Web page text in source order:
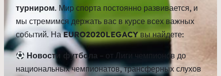
турниром. Мир спорта постоянно развивается, и
мы стремимся держать вас в курсе всех важных
событий. НаEURO2020LEGACYвы найдете:
Новости футбола – от Лиги чемпионов до
национальных чемпионатов, трансферных слухов